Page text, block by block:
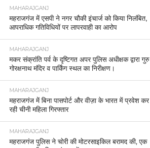
MAHARAJGANJ
महराजगंज में एसपी ने नगर चौकी इंचार्ज को किया निलंबित,
आपराधिक गतिविधियों पर लापरवाही का आरोप
MAHARAJGANJ
मकर संक्रांति पर्व के दृष्टिगत अपर पुलिस अधीक्षक द्वारा गुरु
गोरक्षनाथ मंदिर व पार्किंग स्थल का निरीक्षण।
MAHARAJGANJ
महराजगंज में बिना पासपोर्ट और वीज़ा के भारत में प्रवेश कर
रही चीनी महिला गिरफ्तार
MAHARAJGANJ
महराजगंज पुलिस ने चोरी की मोटरसाइकिल बरामद की, एक